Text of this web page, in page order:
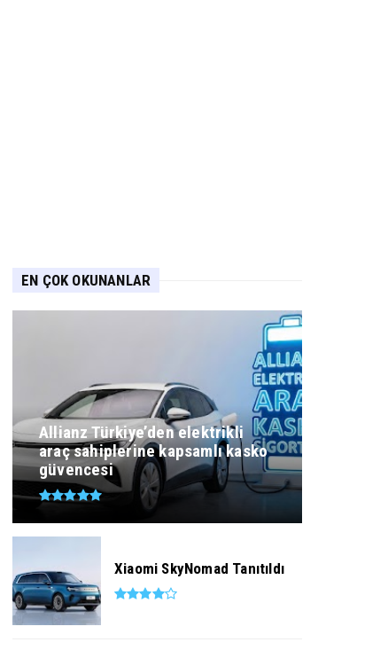
EN ÇOK OKUNANLAR
Allianz Türkiye’den elektrikli
araç sahiplerine kapsamlı kasko
güvencesi
Xiaomi SkyNomad Tanıtıldı